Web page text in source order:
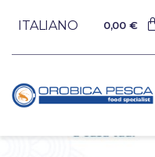
ITALIANO 0,00 €